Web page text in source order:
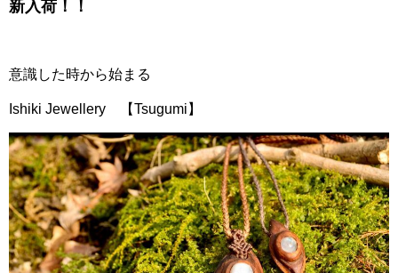
新入荷！！
意識した時から始まる
Ishiki Jewellery 【Tsugumi】